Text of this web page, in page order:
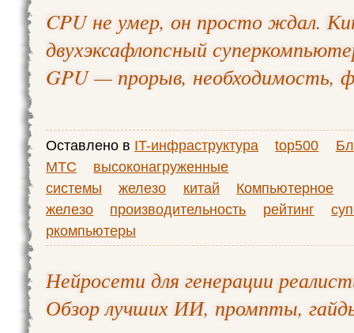
CPU не умер, он просто ждал.
двухэксафлопсный
GPU — прорыв, необходимость,
Оставлено в IT-инфраструктура top500
МТС
высоконагруженные
системы
железо китай
Компьютерное
железо
производительность рейтинг
ркомпьютеры
Нейросети для генерации
Обзор лучших ИИ, промпты,